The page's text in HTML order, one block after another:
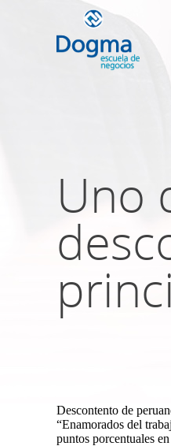
Uno
Descontento de
“Enamorados del
puntos porcentuales